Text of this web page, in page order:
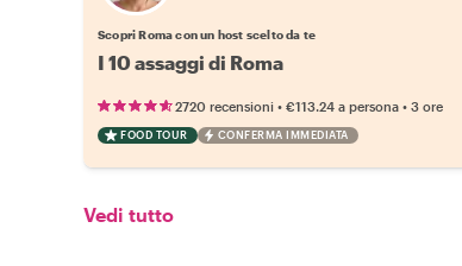
Scopri Roma con un host scelto da te
I 10 assaggi di Roma
2720 recensioni • €113.24 a persona • 3 ore
FOOD TOUR CONFERMA IMMEDIATA
Vedi tutto